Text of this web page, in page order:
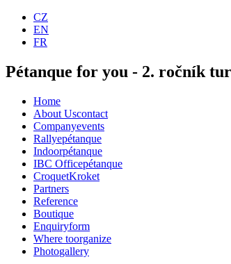
CZ
EN
FR
Pétanque for you - 2. ročník
Home
About Uscontact
Companyevents
Rallyepétanque
Indoorpétanque
IBC Officepétanque
CroquetKroket
Partners
Reference
Boutique
Enquiryform
Where toorganize
Photogallery